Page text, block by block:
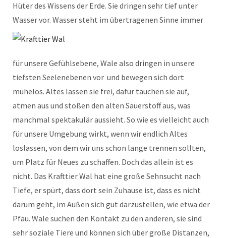
Hüter des Wissens der Erde. Sie dringen sehr tief unter
Wasser vor. Wasser steht im übertragenen Sinne immer
für unsere Gefühlsebene, Wale also dringen in unsere
tiefsten Seelenebenen vor und bewegen sich dort
mühelos. Altes lassen sie frei, dafür tauchen sie auf,
atmen aus und stoßen den alten Sauerstoff aus, was
manchmal spektakulär aussieht. So wie es vielleicht auch
für unsere Umgebung wirkt, wenn wir endlich Altes
loslassen, von dem wir uns schon lange trennen sollten,
um Platz für Neues zu schaffen. Doch das allein ist es
nicht. Das Krafttier Wal hat eine große Sehnsucht nach
Tiefe, er spürt, dass dort sein Zuhause ist, dass es nicht
darum geht, im Außen sich gut darzustellen, wie etwa der
Pfau. Wale suchen den Kontakt zu den anderen, sie sind
sehr soziale Tiere und können sich über große Distanzen,